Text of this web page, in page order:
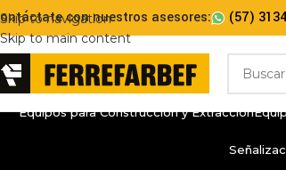
Skip to navigation
Skip to main content
con nuestros asesores: (57)
Equipos para Construcción y Extracción